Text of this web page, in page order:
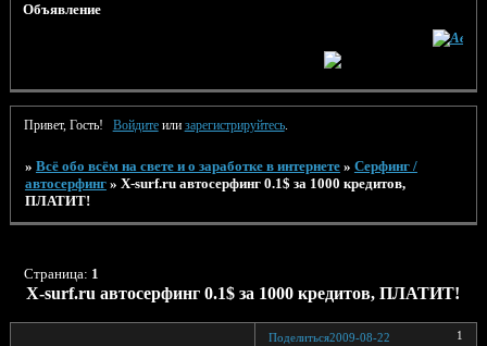
Объявление
Привет, Гость! Войдитеили зарегистрируйтесь.
» Всё обо всём на свете и о заработке в интернете » Серфинг /
автосерфинг » X-surf.ru автосерфинг 0.1$ за 1000 кредитов,
ПЛАТИТ!
X-surf.ru автосерфинг 0.1$ за 1000 кредитов, ПЛАТИТ!
Страница: 1
Поделиться 1
2009-08-22